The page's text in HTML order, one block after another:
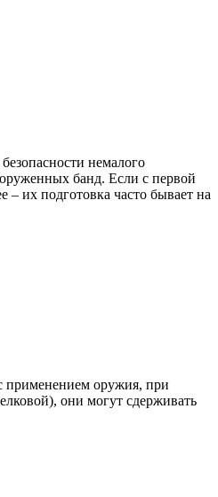
немалого
банд. Если с первой
– их подготовка часто бывает на
применением оружия, при
они могут сдерживать